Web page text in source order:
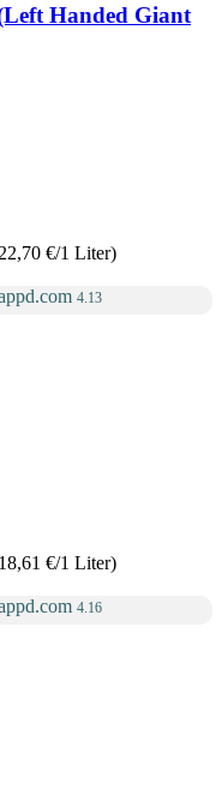
Handed Giant
€/1 Liter)
4.13
€/1 Liter)
4.16